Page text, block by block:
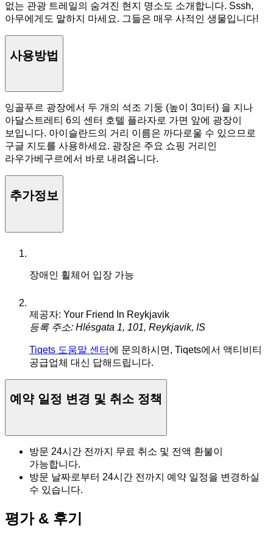
없는 관광 트레일의 숨겨진 현지 명소도 소개합니다. Sssh,
아무에게도 말하지 마세요. 그들은 매우 사적인 생물입니다!
사용방법
잉골푸르 광장에서 두 개의 석조 기둥 (높이 3미터) 을 지나
아달스트레티 6의 센터 호텔 플라자로 가면 앞에 광장이
보입니다. 아이슬란드의 거리 이름은 까다로울 수 있으므로
구글 지도를 사용하세요. 광장은 주요 쇼핑 거리인
라우가베구르에서 바로 내려옵니다.
추가정보
장애인 휠체어 입장 가능
제공자: Your Friend In Reykjavik
등록 주소: Hlésgata 1, 101, Reykjavik, IS
Tiqets 도움말 센터 에 문의하시면, Tiqets에서 액티비티
공급업체 대신 답해드립니다.
예약 일정 변경 및 취소 정책
방문 24시간 전까지 무료 취소 및 전액 환불이
가능합니다.
방문 날짜로부터 24시간 전까지 예약 일정을 변경하실
수 있습니다.
평가 & 후기